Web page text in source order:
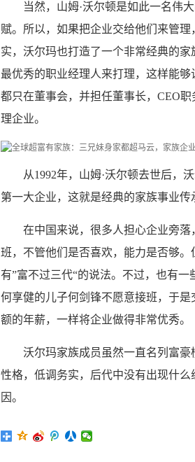
当然，山姆·沃尔顿是如此一名伟
赋。所以，如果把企业交给他们来管
实，沃尔玛也打造了一个非常经典的
最优秀的职业经理人来打理，这样能
都只在董事会，并担任董事长，CEO
理企业。
从1992年，山姆·沃尔顿去世后，
第一大企业，这就是经典的家族事业传
在中国来说，很多人担心企业旁
班，不管他们是否喜欢，能力是否够
有”富不过三代“的说法。不过，也有
何享健的儿子何剑锋不愿意接班，于
额的年薪，一样将企业做得非常优秀。
沃尔玛家族成员虽然一直名列富
性格，低调务实，后代中没有出现什
因。